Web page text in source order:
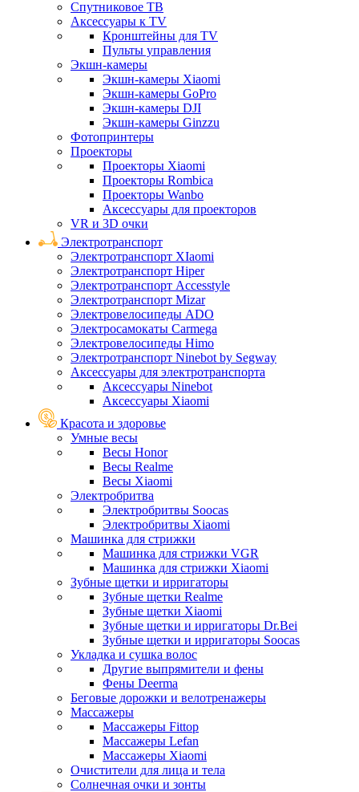
Спутниковое ТВ
Аксессуары к TV
Кронштейны для TV
Пульты управления
Экшн-камеры
Экшн-камеры Xiaomi
Экшн-камеры GoPro
Экшн-камеры DJI
Экшн-камеры Ginzzu
Фотопринтеры
Проекторы
Проекторы Xiaomi
Проекторы Rombica
Проекторы Wanbo
Аксессуары для проекторов
VR и 3D очки
Электротранспорт
Электротранспорт XIaomi
Электротранспорт Hiper
Электротранспорт Accesstyle
Электротранспорт Mizar
Электровелосипеды ADO
Электросамокаты Carmega
Электровелосипеды Himo
Электротранспорт Ninebot by Segway
Аксессуары для электротранспорта
Аксессуары Ninebot
Аксессуары Xiaomi
Красота и здоровье
Умные весы
Весы Honor
Весы Realme
Весы Xiaomi
Электробритва
Электробритвы Soocas
Электробритвы Xiaomi
Машинка для стрижки
Машинка для стрижки VGR
Машинка для стрижки Xiaomi
Зубные щетки и ирригаторы
Зубные щетки Realme
Зубные щетки Xiaomi
Зубные щетки и ирригаторы Dr.Bei
Зубные щетки и ирригаторы Soocas
Укладка и сушка волос
Другие выпрямители и фены
Фены Deerma
Беговые дорожки и велотренажеры
Массажеры
Массажеры Fittop
Массажеры Lefan
Массажеры Xiaomi
Очистители для лица и тела
Солнечная очки и зонты